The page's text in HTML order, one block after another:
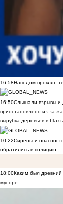
16:58Наш дом проклят,
16:50Слышали взрывы и
приостановлено из-за
вырубка деревьев в
10:22Сирены и
обратились в полицию
18:00Каким был древний
мусоре